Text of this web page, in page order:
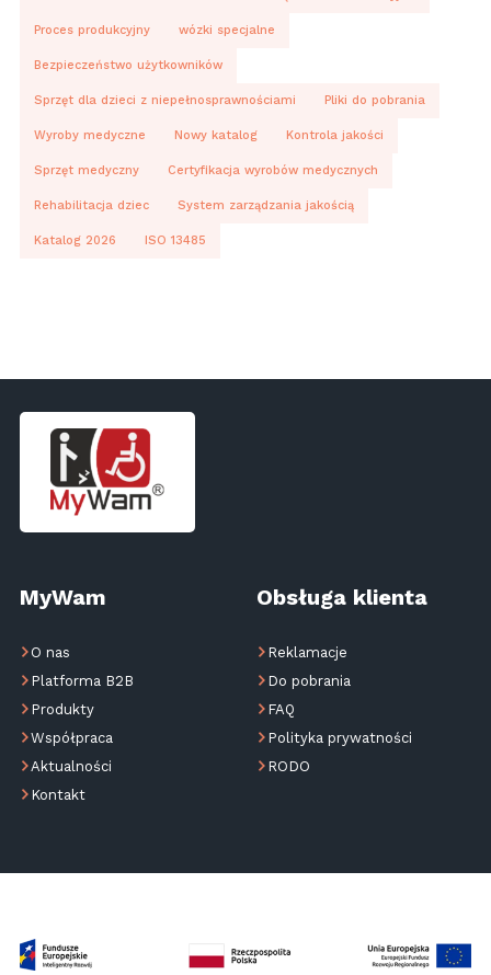
Proces produkcyjny wózki specjalne
Bezpieczeństwo użytkowników
Sprzęt dla dzieci z niepełnosprawnościami Pliki do pobrania
Wyroby medyczne Nowy katalog Kontrola jakości
Sprzęt medyczny Certyfikacja wyrobów medycznych
Rehabilitacja dziec System zarządzania jakością
Katalog 2026 ISO 13485
MyWam
O nas
Platforma B2B
Produkty
Współpraca
Aktualności
Kontakt
Obsługa klienta
Reklamacje
Do pobrania
FAQ
Polityka prywatności
RODO